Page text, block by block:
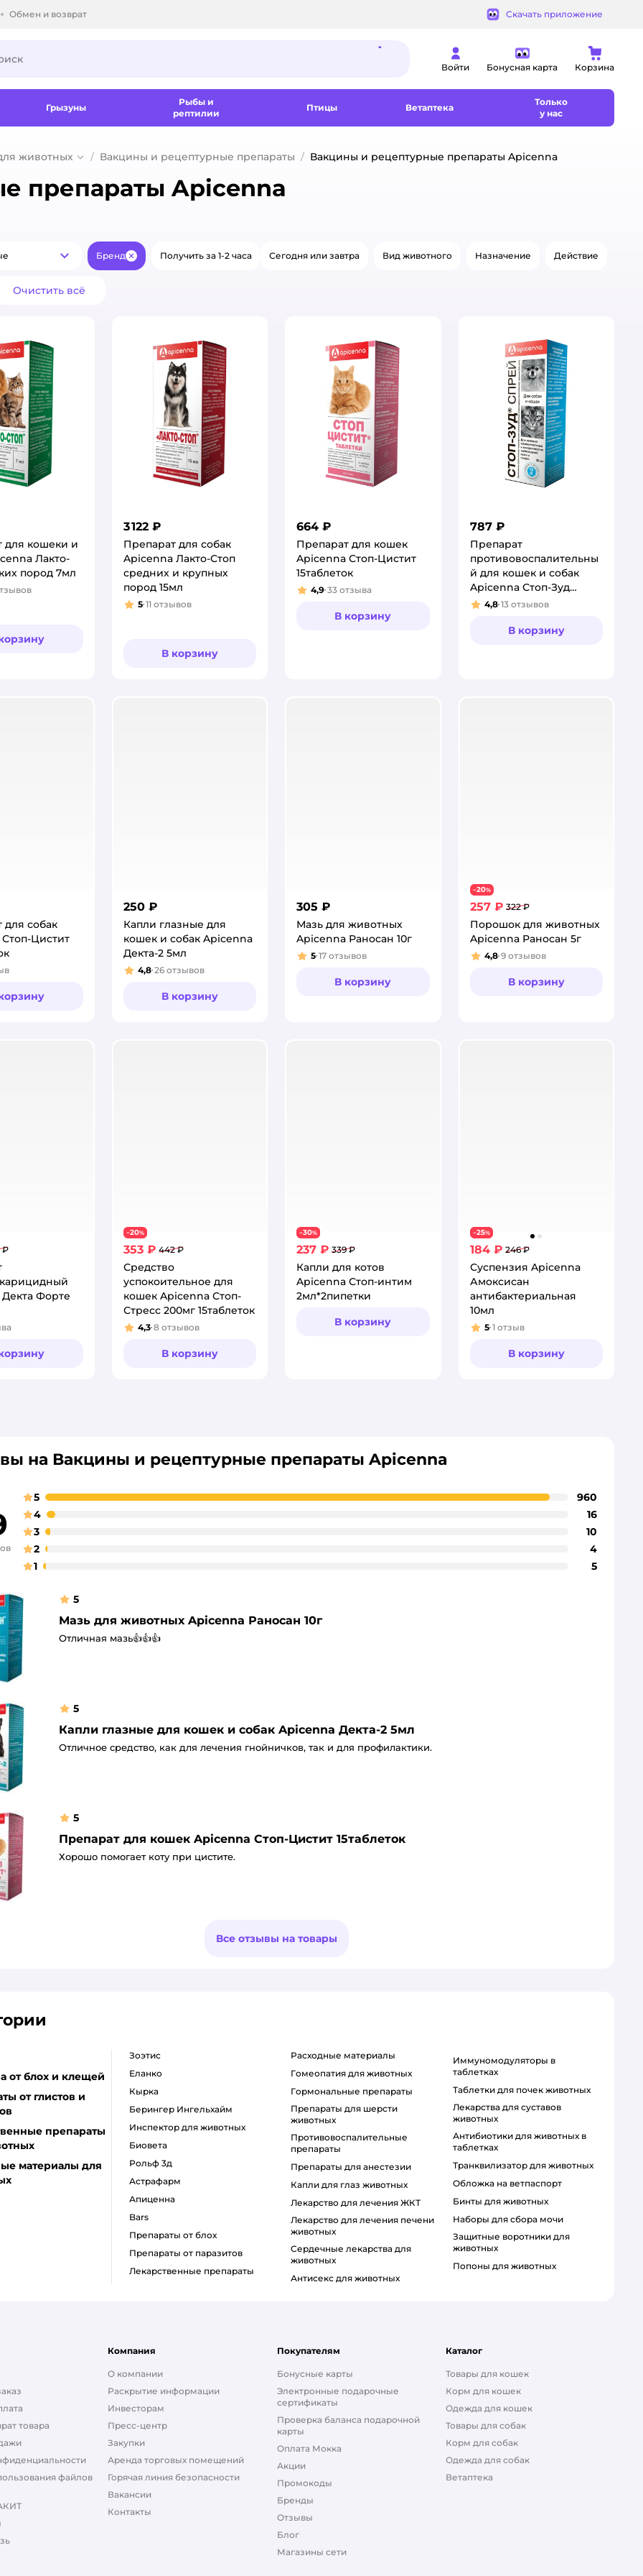
Обмен и возврат Скачать приложение
Войти Бонусная карта Корзина
Грызуны
Рыбы и
рептилии
Птицы Ветаптека
Только
у нас
животных Вакцины и рецептурные препараты Вакцины и рецептурные препараты Apicenna
препараты Apicenna
Популярные Бренд ЗакрытьПолучить за 1-2 часа Сегодня или завтра Вид животного Назначение Действие
Очистить всё
для кошеки и
Лакто-
пород 7мл
3 122 ₽
Препарат для собак
Apicenna Лакто-Стоп
средних и крупных
пород 15мл
Рейтинг:
5 11 отзывов
В корзину
664 ₽
Препарат для кошек
Apicenna Стоп-Цистит
15таблеток
Рейтинг:
4,9 33 отзыва
В корзину
787 ₽
Препарат
противовоспалительны
й для кошек и собак
Apicenna Стоп-Зуд
спрей 30мл
Рейтинг:
4,8 13 отзывов
В корзину
для собак
Цистит
250 ₽
Капли глазные для
кошек и собак Apicenna
Декта-2 5мл
Рейтинг:
4,8 26 отзывов
В корзину
305 ₽
Мазь для животных
Apicenna Раносан 10г
Рейтинг:
5 17 отзывов
В корзину
−20%
257 ₽ 322 ₽
Порошок для животных
Apicenna Раносан 5г
Рейтинг:
4,8 9 отзывов
В корзину
₽
Форте
−20%
353 ₽ 442 ₽
Средство
успокоительное для
кошек Apicenna Стоп-
Стресс 200мг 15таблеток
Рейтинг:
4,3 8 отзывов
В корзину
−30%
237 ₽ 339 ₽
Капли для котов
Apicenna Стоп-интим
2мл*2пипетки
В корзину
−25%
184 ₽ 246 ₽
Суспензия Apicenna
Амоксисан
антибактериальная
10мл
Рейтинг:
5 1 отзыв
В корзину
на Вакцины и рецептурные препараты Apicenna
5
960
4
16
3
10
2
4
1
5
5
Мазь для животных Apicenna Раносан 10г
Отличная мазь👍👍👍
5
Капли глазные для кошек и собак Apicenna Декта-2 5мл
Отличное средство, как для лечения гнойничков, так и для профилактики.
5
Препарат для кошек Apicenna Стоп-Цистит 15таблеток
Хорошо помогает коту при цистите.
Все отзывы на товары
от блох и клещей
от глистов и
препараты
материалы для
Зоэтис
Еланко
Кырка
Берингер Ингельхайм
Инспектор для животных
Биовета
Рольф 3д
Астрафарм
Апиценна
Bars
Препараты от блох
Препараты от паразитов
Лекарственные препараты
Расходные материалы
Гомеопатия для животных
Гормональные препараты
Препараты для шерсти
животных
Противовоспалительные
препараты
Препараты для анестезии
Капли для глаз животных
Лекарство для лечения ЖКТ
Лекарство для лечения печени
животных
Сердечные лекарства для
животных
Антисекс для животных
Иммуномодуляторы в
таблетках
Таблетки для почек животных
Лекарства для суставов
животных
Антибиотики для животных в
таблетках
Транквилизатор для животных
Обложка на ветпаспорт
Бинты для животных
Наборы для сбора мочи
Защитные воротники для
животных
Попоны для животных
товара
файлов
Компания
О компании
Раскрытие информации
Инвесторам
Пресс-центр
Закупки
Аренда торговых помещений
Горячая линия безопасности
Вакансии
Контакты
Покупателям
Бонусные карты
Электронные подарочные
сертификаты
Проверка баланса подарочной
карты
Оплата Мокка
Акции
Промокоды
Бренды
Отзывы
Блог
Магазины сети
Каталог
Товары для кошек
Корм для кошек
Одежда для кошек
Товары для собак
Корм для собак
Одежда для собак
Ветаптека